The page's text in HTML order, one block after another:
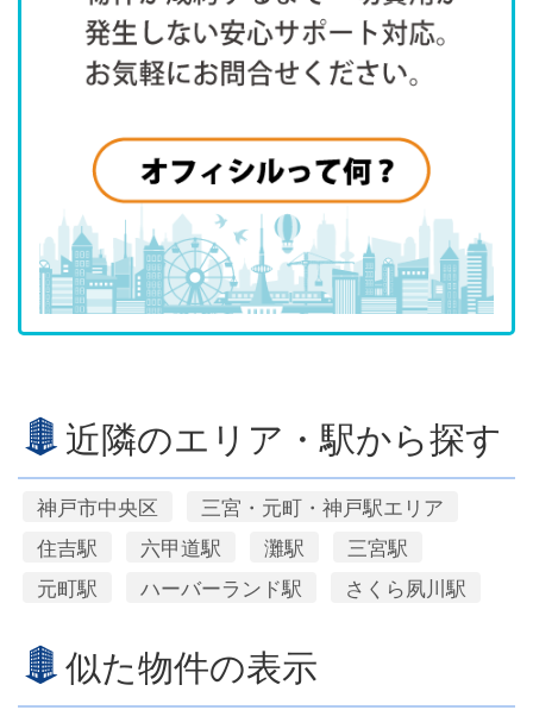
近隣のエリア・駅から探す
神戸市中央区
三宮・元町・神戸駅エリア
住吉駅
六甲道駅 灘駅
三宮駅
元町駅
ハーバーランド駅 さくら夙川駅
似た物件の表示